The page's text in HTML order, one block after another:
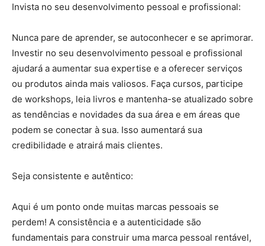
Invista no seu desenvolvimento pessoal e profissional:
Nunca pare de aprender, se autoconhecer e se aprimorar.
Investir no seu desenvolvimento pessoal e profissional
ajudará a aumentar sua expertise e a oferecer serviços
ou produtos ainda mais valiosos. Faça cursos, participe
de workshops, leia livros e mantenha-se atualizado sobre
as tendências e novidades da sua área e em áreas que
podem se conectar à sua. Isso aumentará sua
credibilidade e atrairá mais clientes.
Seja consistente e autêntico:
Aqui é um ponto onde muitas marcas pessoais se
perdem! A consistência e a autenticidade são
fundamentais para construir uma marca pessoal rentável,